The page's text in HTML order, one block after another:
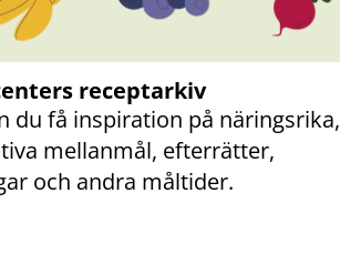
receptarkiv
du få inspiration på näringsrika,
mellanmål, efterrätter,
och andra måltider.